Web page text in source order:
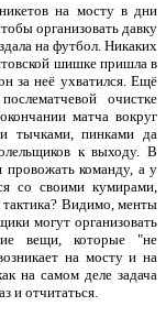
на мосту в дни
организовать давку
на футбол. Никаких
шишке пришла в
за неё ухватился. Ещё
очистке
матча вокруг
тычками, пинками да
к выходу. В
провожать команду, а у
со своими кумирами,
тактика? Видимо, менты
могут организовать
вещи, которые "не
на мосту и на
на самом деле задача
и отчитаться.